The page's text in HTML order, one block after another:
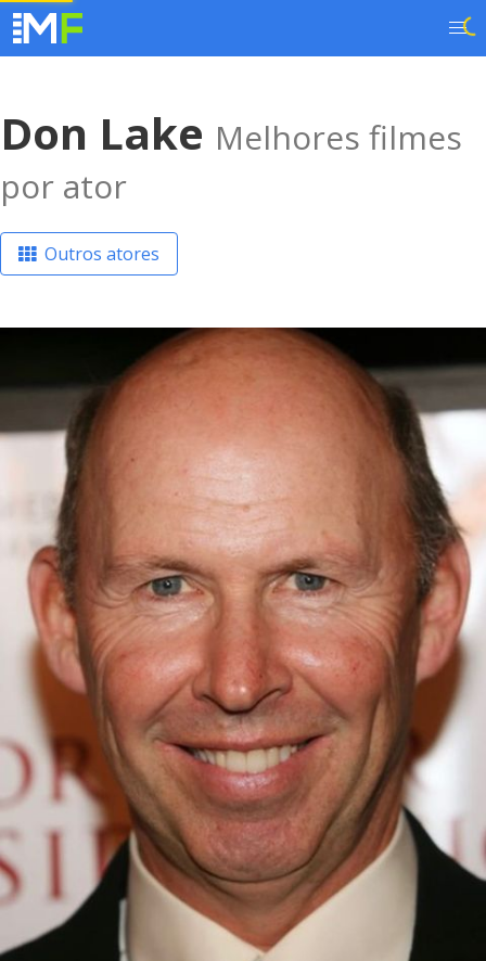
Don Lake Melhores filmes
por ator
Outros atores